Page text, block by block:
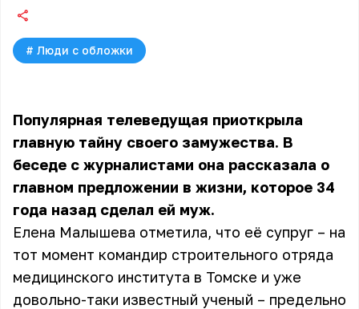
# Люди с обложки
Популярная телеведущая приоткрыла
главную тайну своего замужества. В
беседе с журналистами она рассказала о
главном предложении в жизни, которое 34
года назад сделал ей муж.
Елена Малышева отметила, что её супруг – на
тот момент командир строительного отряда
медицинского института в Томске и уже
довольно-таки известный ученый – предельно